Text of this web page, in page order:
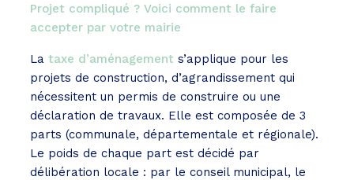
Projet compliqué ? Voici comment le faire
accepter par votre mairie
La taxe d’aménagement s’applique pour les
projets de construction, d’agrandissement qui
nécessitent un permis de construire ou une
déclaration de travaux. Elle est composée de 3
parts (communale, départementale et régionale).
Le poids de chaque part est décidé par
délibération locale : par le conseil municipal, le